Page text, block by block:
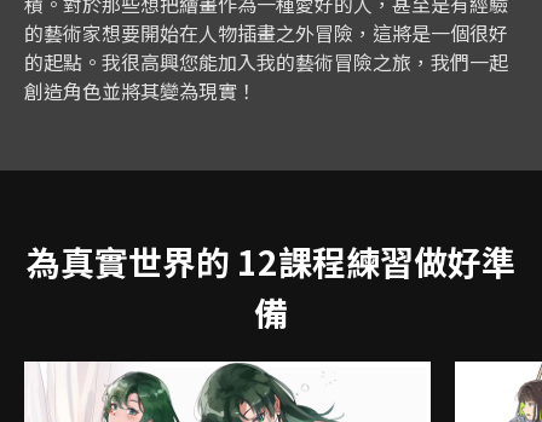
的藝術家想要開始在人物插畫之外冒險，這將是一個很好
的起點。我很高興您能加入我的藝術冒險之旅，我們一起
創造角色並將其變為現實！
為真實世界的 12課程練習做好準
備